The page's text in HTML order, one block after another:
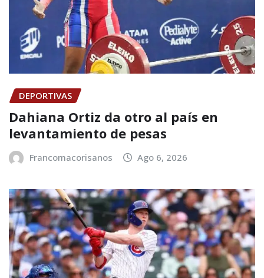
DEPORTIVAS
Dahiana Ortiz da otro al país en
levantamiento de pesas
Francomacorisanos Ago 6, 2026